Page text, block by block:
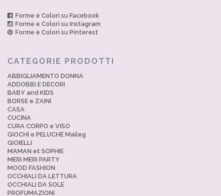
Forme e Colori su Facebook
Forme e Colori su Instagram
Forme e Colori su Pinterest
CATEGORIE PRODOTTI
ABBIGLIAMENTO DONNA
ADDOBBI E DECORI
BABY and KIDS
BORSE e ZAINI
CASA
CUCINA
CURA CORPO e VISO
GIOCHI e PELUCHE Maileg
GIOIELLI
MAMAN et SOPHIE
MERI MERI PARTY
MOOD FASHION
OCCHIALI DA LETTURA
OCCHIALI DA SOLE
PROFUMAZIONI